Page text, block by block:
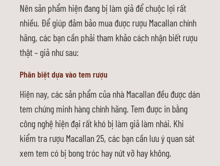
Nên sản phẩm hiện đang bị làm giả để chuộc lợi rất
nhiều. Để giúp đảm bảo mua được rượu Macallan chính
hãng, các bạn cần phải tham khảo cách nhận biết rượu
thật – giả như sau:
Phân biệt dựa vào tem rượu
Hiện nay, các sản phẩm của nhà Macallan đều được dán
tem chứng minh hàng chính hãng. Tem được in bằng
công nghệ hiện đại rất khó bị làm giả làm nhái. Khi
kiểm tra rượu Macallan 25, các bạn cần lưu ý quan sát
xem tem có bị bong tróc hay nứt vỡ hay không.